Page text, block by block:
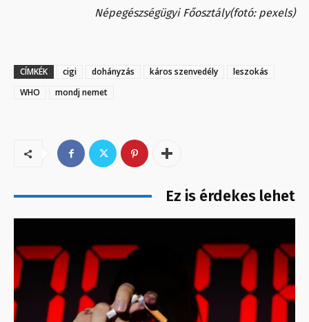
Népegészségügyi Főosztály(fotó: pexels)
CÍMKÉK cigi dohányzás káros szenvedély
leszokás
WHO
mondj nemet
Ez is érdekes lehet